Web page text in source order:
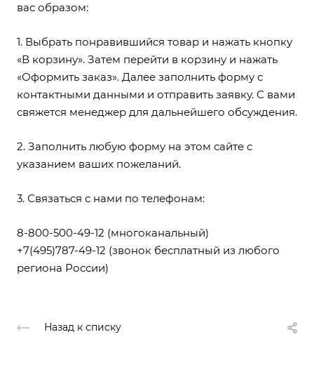
вас образом:
1. Выбрать понравившийся товар и нажать кнопку
«В корзину». Затем перейти в корзину и нажать
«Оформить заказ». Далее заполнить форму с
контактными данными и отправить заявку. С вами
свяжется менеджер для дальнейшего обсуждения.
2. Заполнить любую форму на этом сайте с
указанием ваших пожеланий.
3. Связаться с нами по телефонам:
8-800-500-49-12 (многоканальный)
+7(495)787-49-12 (звонок бесплатный из любого
региона России)
Назад к списку